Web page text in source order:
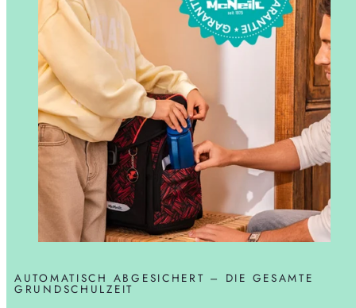
AUTOMATISCH ABGESICHERT – DIE GESAMTE
GRUNDSCHULZEIT